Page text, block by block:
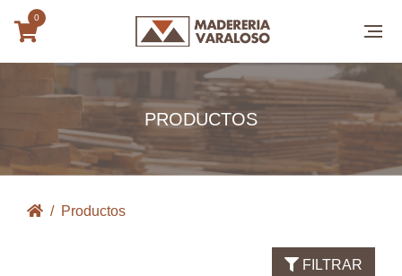
0
PRODUCTOS
Productos
FILTRAR